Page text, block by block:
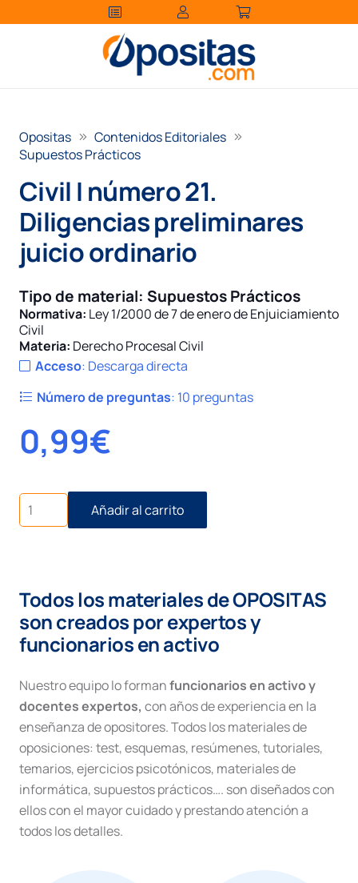
Opositas
Contenidos Editoriales
Supuestos Prácticos
Civil I número 21.
Diligencias preliminares
juicio ordinario
Tipo de material: Supuestos Prácticos
Normativa: Ley 1/2000 de 7 de enero de Enjuiciamiento
Civil
Materia: Derecho Procesal Civil
Acceso: Descarga directa
Número de preguntas: 10 preguntas
0,99€
Civil
número
juicio
ordinario
cantidad
Añadir al carrito
Todos los materiales de OPOSITAS
son creados por expertos y
funcionarios en activo
Nuestro equipo lo formanfuncionarios en activo y
docentes expertos, con años de experiencia en la
enseñanza de opositores. Todos los materiales de
oposiciones: test, esquemas, resúmenes, tutoriales,
temarios, ejercicios psicotónicos, materiales de
informática, supuestos prácticos…. son diseñados con
ellos con el mayor cuidado y prestando atención a
todos los detalles.